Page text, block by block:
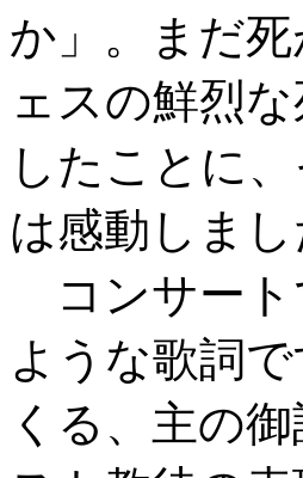
か」。まだ
ェスの鮮烈
したことに
は感動しまし
コンサート
ような歌詞
くる、主の